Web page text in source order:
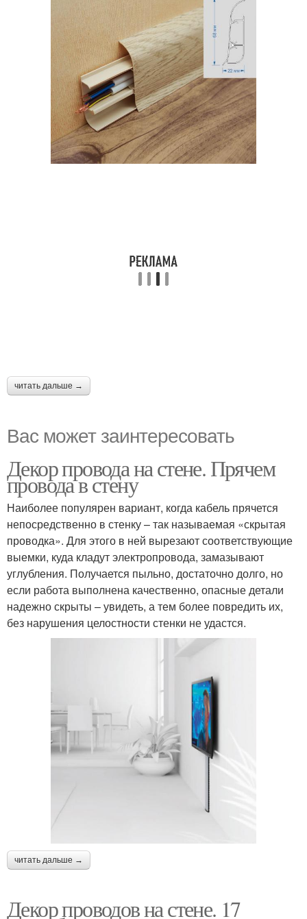
читать дальше →
Вас может заинтересовать
Декор провода на стене. Прячем
провода в стену
Наиболее популярен вариант, когда кабель прячется
непосредственно в стенку – так называемая «скрытая
проводка». Для этого в ней вырезают соответствующие
выемки, куда кладут электропровода, замазывают
углубления. Получается пыльно, достаточно долго, но
если работа выполнена качественно, опасные детали
надежно скрыты – увидеть, а тем более повредить их,
без нарушения целостности стенки не удастся.
читать дальше →
Декор проводов на стене. 17